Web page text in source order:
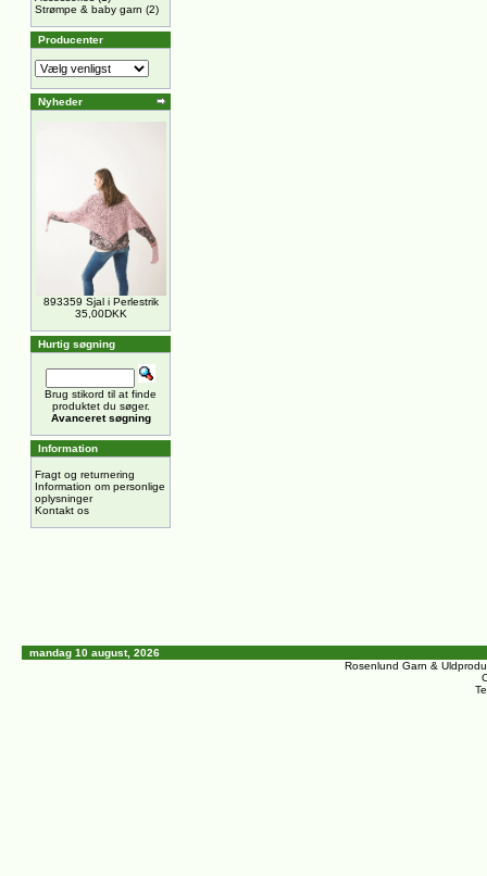
Strømpe & baby garn (2)
Producenter
Nyheder
893359 Sjal i Perlestrik
35,00DKK
Hurtig søgning
Brug stikord til at finde
produktet du søger.
Avanceret søgning
Information
Fragt og returnering
Information om personlige
oplysninger
Kontakt os
mandag 10 august, 2026
Rosenlund Garn &